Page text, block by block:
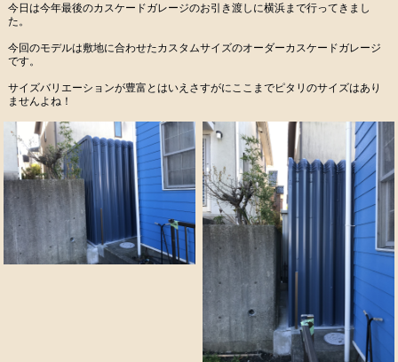
今日は今年最後のカスケードガレージのお引き渡しに横浜まで行ってきまし
た。
今回のモデルは敷地に合わせたカスタムサイズのオーダーカスケードガレージ
です。
サイズバリエーションが豊富とはいえさすがにここまでピタリのサイズはあり
ませんよね！